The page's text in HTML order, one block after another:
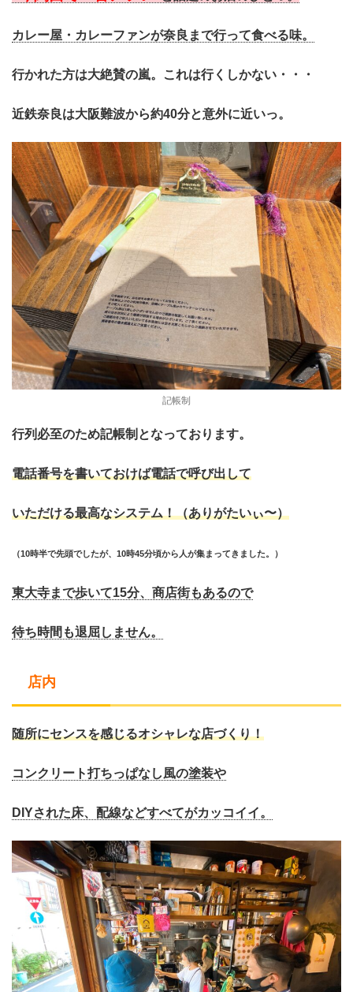
カレー屋・カレーファンが奈良まで行って食べる味。
行かれた方は大絶賛の嵐。これは行くしかない・・・
近鉄奈良は大阪難波から約40分と意外に近いっ。
記帳制
行列必至のため記帳制となっております。
電話番号を書いておけば電話で呼び出して
いただける最高なシステム！（ありがたいぃ〜）
（10時半で先頭でしたが、10時45分頃から人が集まってきました。）
東大寺まで歩いて15分、商店街もあるので
待ち時間も退屈しません。
店内
随所にセンスを感じるオシャレな店づくり！
コンクリート打ちっぱなし風の塗装や
DIYされた床、配線などすべてがカッコイイ。